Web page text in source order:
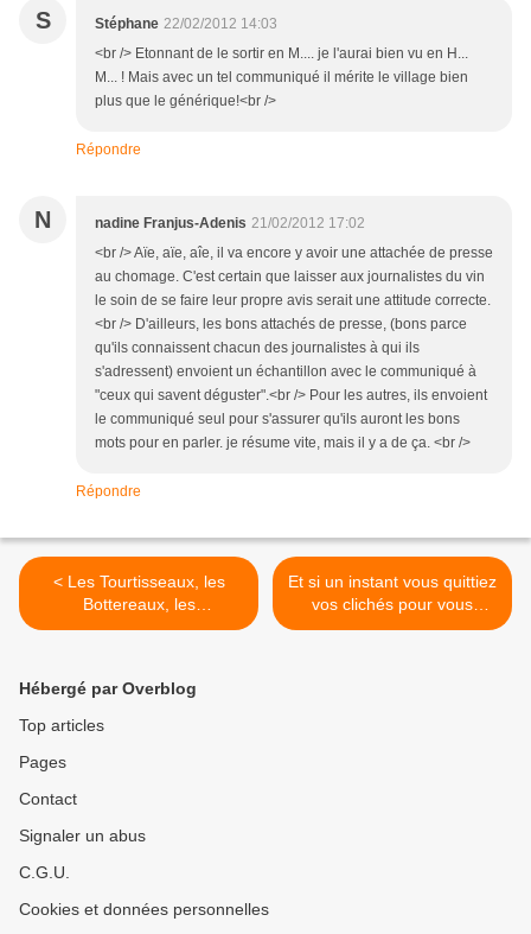
S Stéphane 22/02/2012 14:03
<br /> Etonnant de le sortir en M.... je l'aurai bien vu en H...
M... ! Mais avec un tel communiqué il mérite le village bien
plus que le générique!<br />
Répondre
N nadine Franjus-Adenis 21/02/2012 17:02
<br /> Aïe, aïe, aîe, il va encore y avoir une attachée de presse
au chomage. C'est certain que laisser aux journalistes du vin
le soin de se faire leur propre avis serait une attitude correcte.
<br /> D'ailleurs, les bons attachés de presse, (bons parce
qu'ils connaissent chacun des journalistes à qui ils
s'adressent) envoient un échantillon avec le communiqué à
"ceux qui savent déguster".<br /> Pour les autres, ils envoient
le communiqué seul pour s'assurer qu'ils auront les bons
mots pour en parler. je résume vite, mais il y a de ça. <br />
Répondre
< Les Tourtisseaux, les
Bottereaux, les
Foutimassons, les Bugnes
Et si un instant vous quittiez
vos clichés pour vous
intéresser un peu à la vie
Hébergé par Overblog
Top articles
Pages
Contact
Signaler un abus
C.G.U.
Cookies et données personnelles